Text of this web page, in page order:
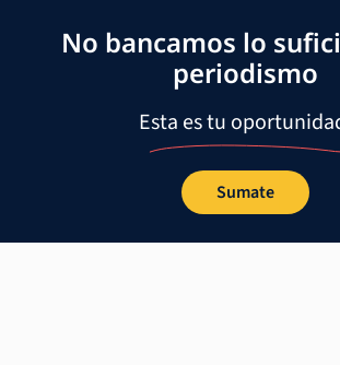
No bancamos lo
periodismo
Esta es tu
Sumate